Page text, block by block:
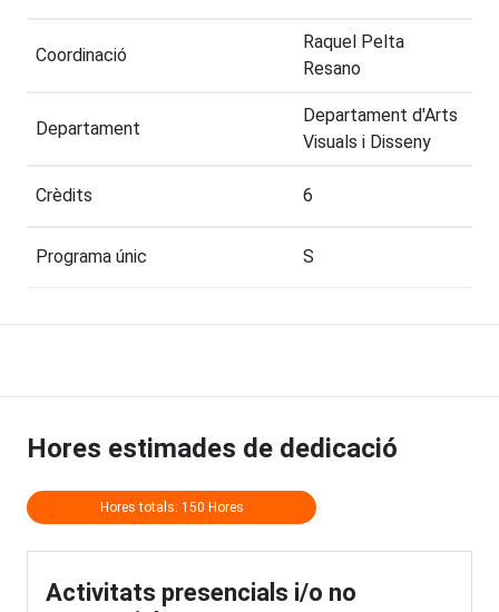
Coordinació
Raquel Pelta
Resano
Departament
Departament d'Arts
Visuals i Disseny
Crèdits 6
Programa únic S
Hores estimades de dedicació
Hores totals: 150 Hores
Activitats presencials i/o no